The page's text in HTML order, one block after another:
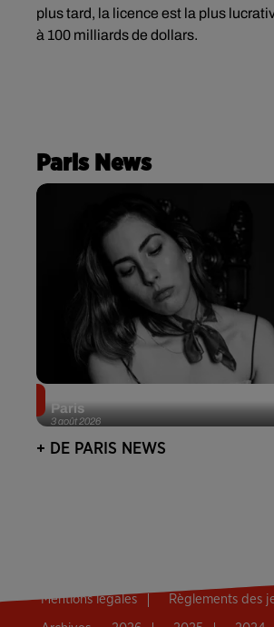
plus tard, la licence est la plus
à 100 milliards de dollars.
Paris News
3 août 2026
Paris
+ DE PARIS NEWS
Mentions légales Règlements des